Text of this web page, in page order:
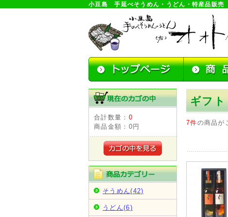
小豆島 手延べそうめん・うどん・特産品販売
合計数量： 0
商品金額： 0円
そうめん(42)
うどん(6)
ギフト
7件の商品が